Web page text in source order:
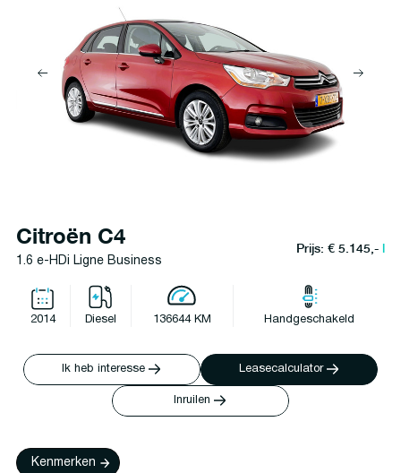
Citroën C4
1.6 e-HDi Ligne Business
Prijs: € 5.145,-l
2014 Diesel 136644 KM Handgeschakeld
Ik heb interesse Leasecalculator
Inruilen
Kenmerken